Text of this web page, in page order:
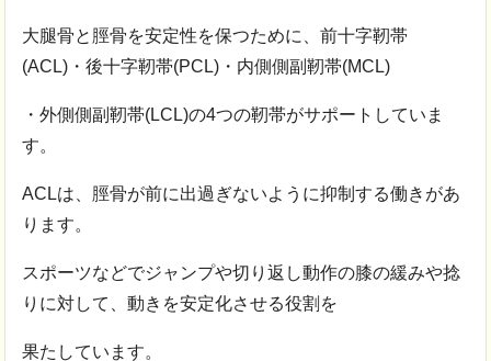
大腿骨と脛骨を安定性を保つために、前十字靭帯
(ACL)・後十字靭帯(PCL)・内側側副靭帯(MCL)
・外側側副靭帯(LCL)の4つの靭帯がサポートしていま
す。
ACLは、脛骨が前に出過ぎないように抑制する働きがあ
ります。
スポーツなどでジャンプや切り返し動作の膝の緩みや捻
りに対して、動きを安定化させる役割を
果たしています。